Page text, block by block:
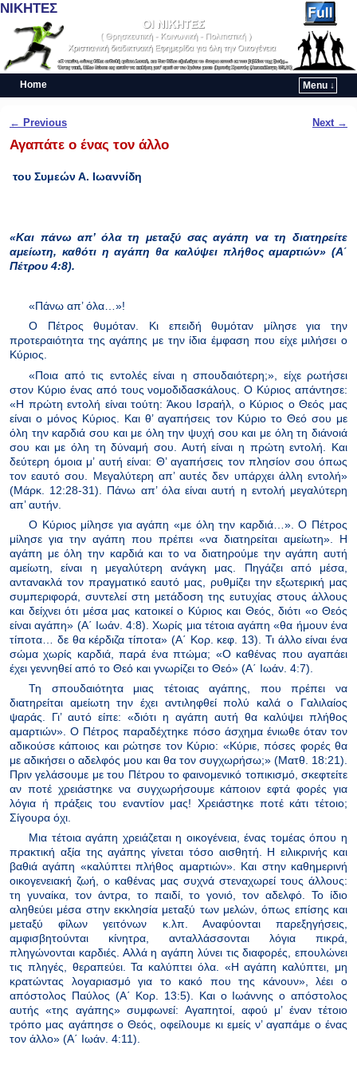
ΝΙΚΗΤΕΣ
Home
Menu ↓
Post navigation
← Previous Next →
Αγαπάτε ο ένας τον άλλο
του Συμεών Α. Ιωαννίδη
«Και πάνω απ’ όλα τη μεταξύ σας αγάπη να τη διατηρείτε
αμείωτη, καθότι η αγάπη θα καλύψει πλήθος αμαρτιών» (Α΄
Πέτρου 4:8).
«Πάνω απ’ όλα…»!
Ο Πέτρος θυμόταν. Κι επειδή θυμόταν μίλησε για την
προτεραιότητα της αγάπης με την ίδια έμφαση που είχε μιλήσει ο
Κύριος.
«Ποια από τις εντολές είναι η σπουδαιότερη;», είχε ρωτήσει
στον Κύριο ένας από τους νομοδιδασκάλους. Ο Κύριος απάντησε:
«Η πρώτη εντολή είναι τούτη: Άκου Ισραήλ, ο Κύριος ο Θεός μας
είναι ο μόνος Κύριος. Και θ’ αγαπήσεις τον Κύριο το Θεό σου με
όλη την καρδιά σου και με όλη την ψυχή σου και με όλη τη διάνοιά
σου και με όλη τη δύναμή σου. Αυτή είναι η πρώτη εντολή. Και
δεύτερη όμοια μ’ αυτή είναι: Θ’ αγαπήσεις τον πλησίον σου όπως
τον εαυτό σου. Μεγαλύτερη απ’ αυτές δεν υπάρχει άλλη εντολή»
(Μάρκ. 12:28-31). Πάνω απ’ όλα είναι αυτή η εντολή μεγαλύτερη
απ’ αυτήν.
Ο Κύριος μίλησε για αγάπη «με όλη την καρδιά…». Ο Πέτρος
μίλησε για την αγάπη που πρέπει «να διατηρείται αμείωτη». Η
αγάπη με όλη την καρδιά και το να διατηρούμε την αγάπη αυτή
αμείωτη, είναι η μεγαλύτερη ανάγκη μας. Πηγάζει από μέσα,
αντανακλά τον πραγματικό εαυτό μας, ρυθμίζει την εξωτερική μας
συμπεριφορά, συντελεί στη μετάδοση της ευτυχίας στους άλλους
και δείχνει ότι μέσα μας κατοικεί ο Κύριος και Θεός, διότι «ο Θεός
είναι αγάπη» (Α΄ Ιωάν. 4:8). Χωρίς μια τέτοια αγάπη «θα ήμουν ένα
τίποτα… δε θα κέρδιζα τίποτα» (Α΄ Κορ. κεφ. 13). Τι άλλο είναι ένα
σώμα χωρίς καρδιά, παρά ένα πτώμα; «Ο καθένας που αγαπάει
έχει γεννηθεί από το Θεό και γνωρίζει το Θεό» (Α΄ Ιωάν. 4:7).
Τη σπουδαιότητα μιας τέτοιας αγάπης, που πρέπει να
διατηρείται αμείωτη την έχει αντιληφθεί πολύ καλά ο Γαλιλαίος
ψαράς. Γι’ αυτό είπε: «διότι η αγάπη αυτή θα καλύψει πλήθος
αμαρτιών». Ο Πέτρος παραδέχτηκε πόσο άσχημα ένιωθε όταν τον
αδικούσε κάποιος και ρώτησε τον Κύριο: «Κύριε, πόσες φορές θα
με αδικήσει ο αδελφός μου και θα τον συγχωρήσω;» (Ματθ. 18:21).
Πριν γελάσουμε με του Πέτρου το φαινομενικό τοπικισμό, σκεφτείτε
αν ποτέ χρειάστηκε να συγχωρήσουμε κάποιον εφτά φορές για
λόγια ή πράξεις του εναντίον μας! Χρειάστηκε ποτέ κάτι τέτοιο;
Σίγουρα όχι.
Μια τέτοια αγάπη χρειάζεται η οικογένεια, ένας τομέας όπου η
πρακτική αξία της αγάπης γίνεται τόσο αισθητή. Η ειλικρινής και
βαθιά αγάπη «καλύπτει πλήθος αμαρτιών». Και στην καθημερινή
οικογενειακή ζωή, ο καθένας μας συχνά στεναχωρεί τους άλλους:
τη γυναίκα, τον άντρα, το παιδί, το γονιό, τον αδελφό. Το ίδιο
αληθεύει μέσα στην εκκλησία μεταξύ των μελών, όπως επίσης και
μεταξύ φίλων γειτόνων κ.λπ. Αναφύονται παρεξηγήσεις,
αμφισβητούνται κίνητρα, ανταλλάσσονται λόγια πικρά,
πληγώνονται καρδιές. Αλλά η αγάπη λύνει τις διαφορές, επουλώνει
τις πληγές, θεραπεύει. Τα καλύπτει όλα. «Η αγάπη καλύπτει, μη
κρατώντας λογαριασμό για το κακό που της κάνουν», λέει ο
απόστολος Παύλος (Α΄ Κορ. 13:5). Και ο Ιωάννης ο απόστολος
αυτής «της αγάπης» συμφωνεί: Αγαπητοί, αφού μ’ έναν τέτοιο
τρόπο μας αγάπησε ο Θεός, οφείλουμε κι εμείς ν’ αγαπάμε ο ένας
τον άλλο» (Α΄ Ιωάν. 4:11).